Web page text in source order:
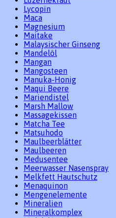
Lycopin
Maca
Magnesium
Maitake
Malaysischer Ginseng
Mandelöl
Mangan
Mangosteen
Manuka-Honig
Maqui Beere
Mariendistel
Marsh Mallow
Massagekissen
Matcha Tee
Matsuhodo
Maulbeerblätter
Maulbeeren
Medusentee
Meerwasser Nasenspray
Melkfett Hautschutz
Menaquinon
Mengenelemente
Mineralien
Mineralkomplex